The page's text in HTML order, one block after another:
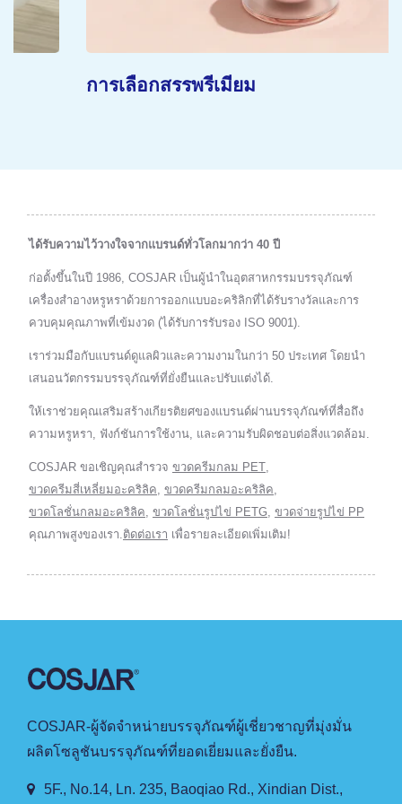
การเลือกสรรพรีเมียม
ได้รับความไว้วางใจจากแบรนด์ทั่วโลกมากว่า 40 ปี
ก่อตั้งขึ้นในปี 1986, COSJAR เป็นผู้นำในอุตสาหกรรมบรรจุภัณฑ์
เครื่องสำอางหรูหราด้วยการออกแบบอะคริลิกที่ได้รับรางวัลและการ
ควบคุมคุณภาพที่เข้มงวด (ได้รับการรับรอง ISO 9001).
เราร่วมมือกับแบรนด์ดูแลผิวและความงามในกว่า 50 ประเทศ โดยนำ
เสนอนวัตกรรมบรรจุภัณฑ์ที่ยั่งยืนและปรับแต่งได้.
ให้เราช่วยคุณเสริมสร้างเกียรติยศของแบรนด์ผ่านบรรจุภัณฑ์ที่สื่อถึง
ความหรูหรา, ฟังก์ชันการใช้งาน, และความรับผิดชอบต่อสิ่งแวดล้อม.
COSJAR ขอเชิญคุณสำรวจ ขวดครีมกลม PET,
ขวดครีมสี่เหลี่ยมอะคริลิค, ขวดครีมกลมอะคริลิค,
ขวดโลชั่นกลมอะคริลิค, ขวดโลชั่นรูปไข่ PETG, ขวดจ่ายรูปไข่ PP
คุณภาพสูงของเรา.ติดต่อเรา เพื่อรายละเอียดเพิ่มเติม!
COSJAR-ผู้จัดจำหน่ายบรรจุภัณฑ์ผู้เชี่ยวชาญที่มุ่งมั่น
ผลิตโซลูชันบรรจุภัณฑ์ที่ยอดเยี่ยมและยั่งยืน.
5F., No.14, Ln. 235, Baoqiao Rd., Xindian Dist.,